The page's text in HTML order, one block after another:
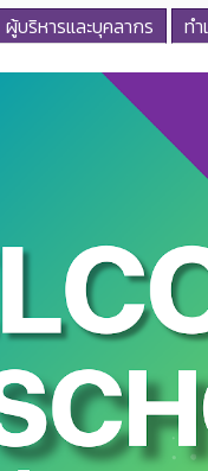
ผู้บริหารและบุคลากร ท